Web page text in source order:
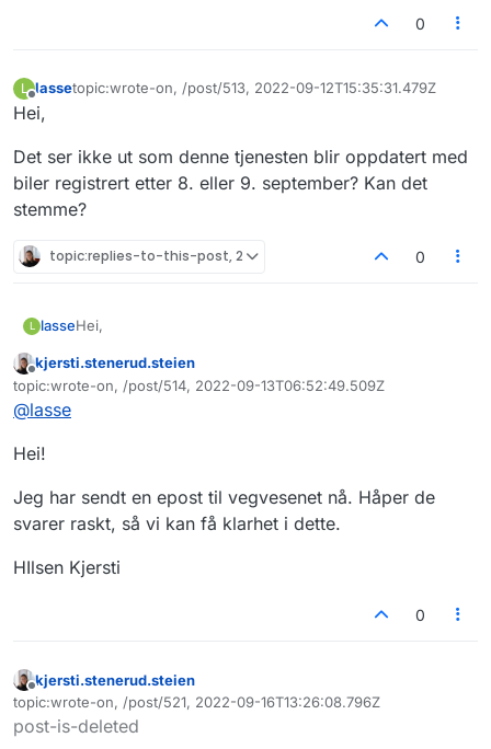
0
L
Frakoblet
lassetopic:wrote-on, /post/513, 2022-09-12T15:35:31.479Z
Sist endret av
Hei,
Det ser ikke ut som denne tjenesten blir oppdatert med
biler registrert etter 8. eller 9. september? Kan det
stemme?
topic:replies-to-this-post, 2 0
L lasseHei,
Det ser ikke ut som denne tjenesten blir oppdatert med
biler registrert etter 8. eller 9. september? Kan det
Frakoblet
kjersti.stenerud.steien
topic:wrote-on, /post/514, 2022-09-13T06:52:49.509Z
Sist endret av
@lasse
Hei!
Jeg har sendt en epost til vegvesenet nå. Håper de
svarer raskt, så vi kan få klarhet i dette.
HIlsen Kjersti
0
Frakoblet
kjersti.stenerud.steien
topic:wrote-on, /post/521, 2022-09-16T13:26:08.796Z
Sist endret av
post-is-deleted